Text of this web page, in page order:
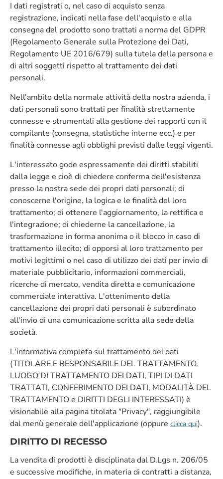
I dati registrati o, nel caso di acquisto senza
registrazione, indicati nella fase dell'acquisto e alla
consegna del prodotto sono trattati a norma del GDPR
(Regolamento Generale sulla Protezione dei Dati,
Regolamento UE 2016/679) sulla tutela della persona e
di altri soggetti rispetto al trattamento dei dati
personali.
Nell'ambito della normale attività della nostra azienda, i
dati personali sono trattati per finalità strettamente
connesse e strumentali alla gestione dei rapporti con il
compilante (consegna, statistiche interne ecc.) e per
finalità connesse agli obblighi previsti dalle leggi vigenti.
L'interessato gode espressamente dei diritti stabiliti
dalla legge e cioè di chiedere conferma dell'esistenza
presso la nostra sede dei propri dati personali; di
conoscerne l'origine, la logica e le finalità del loro
trattamento; di ottenere l'aggiornamento, la rettifica e
l'integrazione; di chiederne la cancellazione, la
trasformazione in forma anonima o il blocco in caso di
trattamento illecito; di opporsi al loro trattamento per
motivi legittimi o nel caso di utilizzo dei dati per invio di
materiale pubblicitario, informazioni commerciali,
ricerche di mercato, vendita diretta e comunicazione
commerciale interattiva. L'ottenimento della
cancellazione dei propri dati personali è subordinato
all'invio di una comunicazione scritta alla sede della
società.
L'informativa completa sul trattamento dei dati
(TITOLARE E RESPONSABILE DEL TRATTAMENTO,
LUOGO DI TRATTAMENTO DEI DATI, TIPI DI DATI
TRATTATI, CONFERIMENTO DEI DATI, MODALITÀ DEL
TRATTAMENTO e DIRITTI DEGLI INTERESSATI) è
visionabile alla pagina titolata "Privacy", raggiungibile
dal menù generale dell'applicazione (oppure clicca qui).
DIRITTO DI RECESSO
La vendita di prodotti è disciplinata dal D.Lgs n. 206/05
e successive modifiche, in materia di contratti a distanza,